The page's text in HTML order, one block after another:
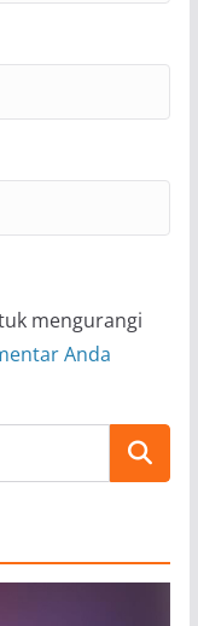
mengurangi
Anda